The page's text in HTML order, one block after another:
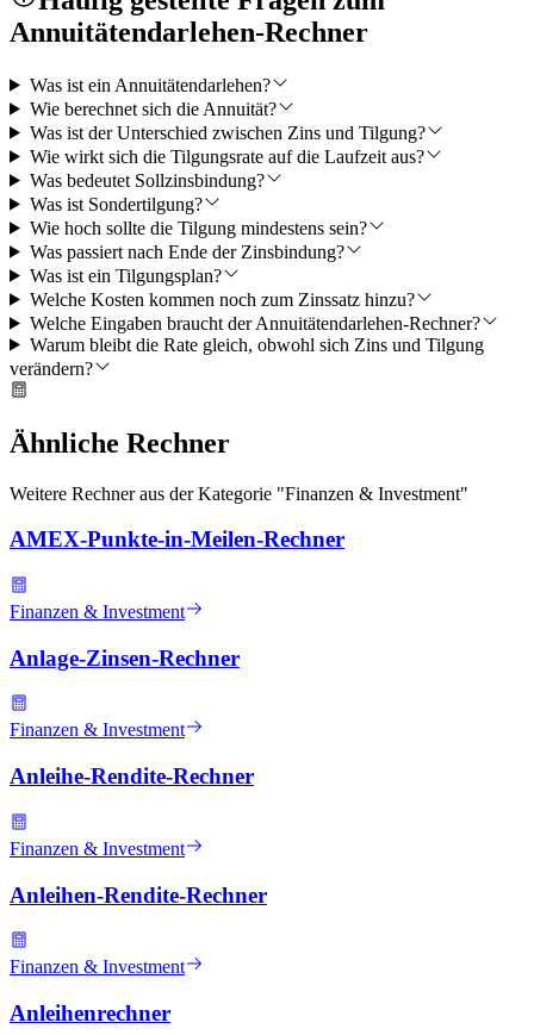
Annuitätendarlehen-Rechner
Was ist ein Annuitätendarlehen?
Wie berechnet sich die Annuität?
Was ist der Unterschied zwischen Zins und Tilgung?
Wie wirkt sich die Tilgungsrate auf die Laufzeit aus?
Was bedeutet Sollzinsbindung?
Was ist Sondertilgung?
Wie hoch sollte die Tilgung mindestens sein?
Was passiert nach Ende der Zinsbindung?
Was ist ein Tilgungsplan?
Welche Kosten kommen noch zum Zinssatz hinzu?
Welche Eingaben braucht der Annuitätendarlehen-Rechner?
Warum bleibt die Rate gleich, obwohl sich Zins und Tilgung
verändern?
Ähnliche Rechner
Weitere Rechner aus der Kategorie "Finanzen & Investment"
AMEX-Punkte-in-Meilen-Rechner
Finanzen & Investment
Anlage-Zinsen-Rechner
Finanzen & Investment
Anleihe-Rendite-Rechner
Finanzen & Investment
Anleihen-Rendite-Rechner
Finanzen & Investment
Anleihenrechner